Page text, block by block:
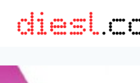
contenido